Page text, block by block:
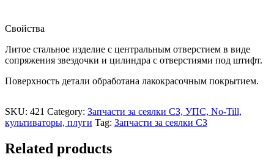
Свойства
Литое стальное изделие с центральным отверстием в виде
сопряжения звездочки и цилиндра с отверстиями под штифт.
Поверхность детали обработана лакокрасочным покрытием.
SKU: 421 Category: Запчасти за сеялки СЗ, УПС, No-Till,
культиваторы, плуги Tag: Запчасти за сеялки СЗ
Related products